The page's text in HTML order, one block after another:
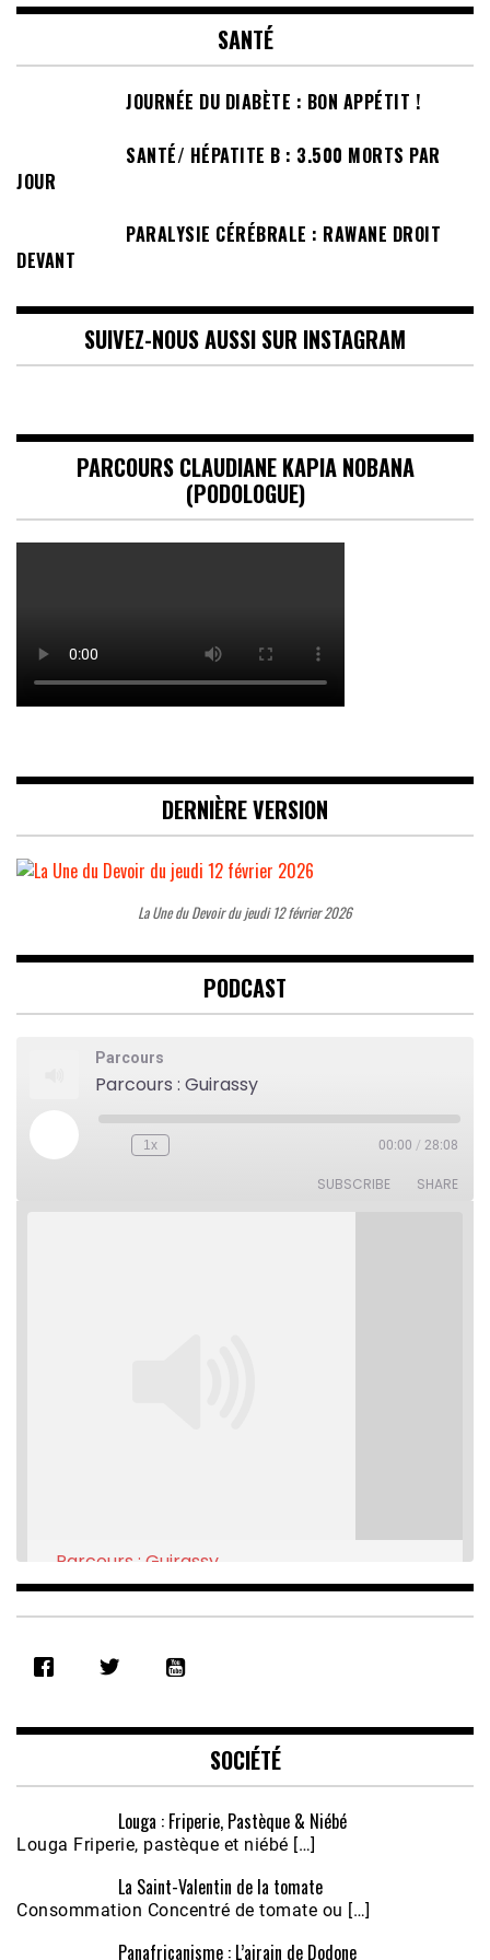
SANTÉ
JOURNÉE DU DIABÈTE : BON APPÉTIT !
SANTÉ/ HÉPATITE B : 3.500 MORTS PAR
JOUR
PARALYSIE CÉRÉBRALE : RAWANE DROIT
DEVANT
SUIVEZ-NOUS AUSSI SUR INSTAGRAM
PARCOURS CLAUDIANE KAPIA NOBANA
(PODOLOGUE)
DERNIÈRE VERSION
La Une du Devoir du jeudi 12 février 2026
PODCAST
Parcours
Parcours : Guirassy
Play
Episode
Rewind
1x 00:00 / 28:08
SUBSCRIBE SHARE
RSS FEED
EMBED
Parcours : Guirassy
Feb 16, 2021 • 28:08
SOCIÉTÉ
Louga : Friperie, Pastèque & Niébé
Louga Friperie, pastèque et niébé […]
La Saint-Valentin de la tomate
Consommation Concentré de tomate ou […]
Panafricanisme : L’airain de Dodone